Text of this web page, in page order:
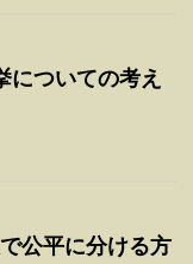
についての考え
公平に分ける方